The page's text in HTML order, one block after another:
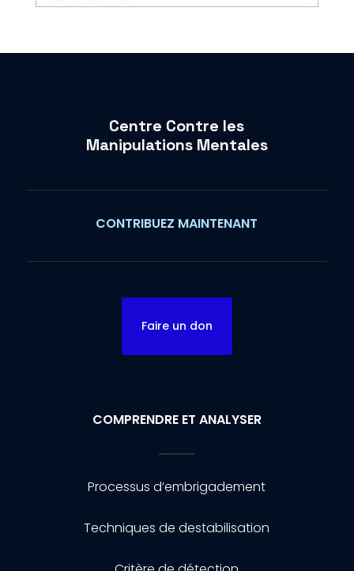
Centre Contre les
Manipulations Mentales
CONTRIBUEZ MAINTENANT
Faire un don
COMPRENDRE ET ANALYSER
Processus d’embrigadement
Techniques de destabilisation